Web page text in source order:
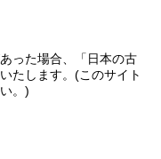
った場合、「日本の古
たします。(このサイト
。)